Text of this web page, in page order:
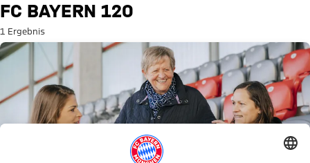
Suche: FC Bayern 120
FC BAYERN 120
1 Ergebnis